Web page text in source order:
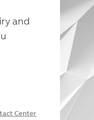
and
Center